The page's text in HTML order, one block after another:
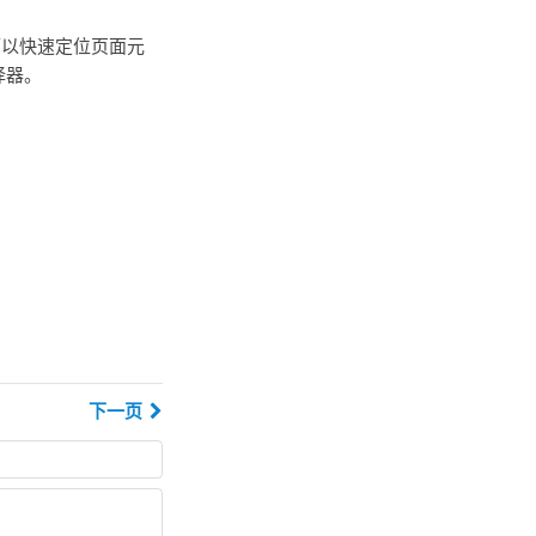
快速定位页面元
。
下一页